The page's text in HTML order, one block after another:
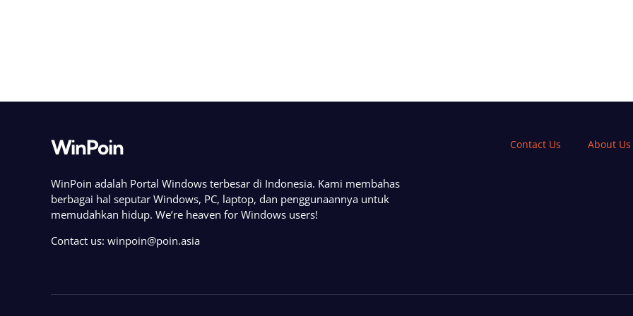
WinPoin
WinPoin adalah Portal Windows terbesar di Indonesia. Kami membahas
berbagai hal seputar Windows, PC, laptop, dan penggunaannya untuk
memudahkan hidup. We’re heaven for Windows users!
Contact us: winpoin@poin.asia
Contact Us About Us